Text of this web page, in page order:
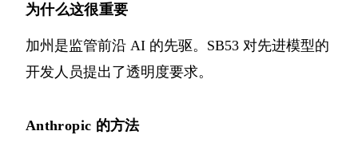
为什么这很重要
加州是监管前沿 AI 的先驱。SB53 对先进模型的
开发人员提出了透明度要求。
Anthropic 的方法